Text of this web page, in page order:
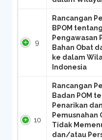
9
Rancangan
BPOM tentang
Pengawasan
Bahan Obat
ke dalam
Indonesia
10
Rancangan
Badan POM
Penarikan dan
Pemusnahan
Tidak
dan/atau